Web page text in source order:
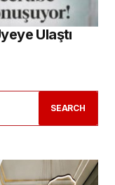
Ulaştı
SEARCH